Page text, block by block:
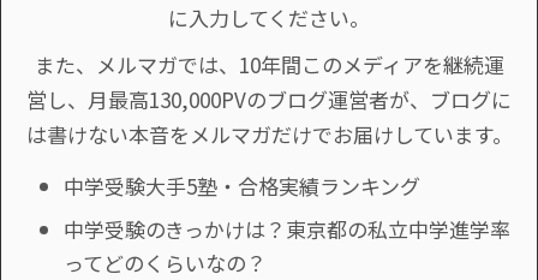
に入力してください。
また、メルマガでは、10年間このメディアを継続運
営し、月最高130,000PVのブログ運営者が、ブログに
は書けない本音をメルマガだけでお届けしています。
中学受験大手5塾・合格実績ランキング
中学受験のきっかけは？東京都の私立中学進学率
ってどのくらいなの？